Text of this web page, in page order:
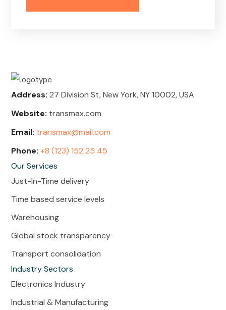
Address: 27 Division St, New York, NY 10002, USA
Website: transmax.com
Email: transmax@mail.com
Phone: +8 (123) 152 25 45
Our Services
Just-In-Time delivery
Time based service levels
Warehousing
Global stock transparency
Transport consolidation
Industry Sectors
Electronics Industry
Industrial & Manufacturing